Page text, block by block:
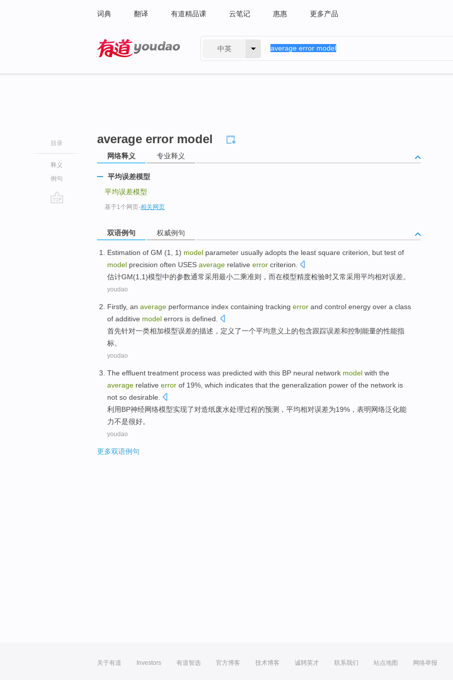
词典 翻译 有道精品课 云笔记 惠惠 更多产品
中英
目录
释义
例句
average error model
网络释义 专业释义
平均误差模型
平均误差模型
基于1个网页-相关网页
双语例句 权威例句
Estimation of GM (1, 1) model parameter usually adopts the least square criterion, but test of
model precision often USES average relative error criterion.
估计GM(1,1)模型中的参数通常采用最小二乘准则 ， 而在模型精度检验时又常采用平均相对误差。
youdao
Firstly, an average performance index containing tracking error and control energy over a class
of additive model errors is defined
首先针对一类相加模型误差的描述，定义了一个平均意义上的包含跟踪误差和控制能量的性能指
标。
youdao
The effluent treatment process was predicted with this BP neural network model with the
average relative error of 19%, which indicates that the generalization power of the network is
not so desirable
利用BP神经网络模型实现了对造纸废水处理过程的预测 ， 平均相对误差为19%， 表明网络泛化能
力不是很好。
youdao
更多双语例句
关于有道 Investors 有道智选 官方博客 技术博客 诚聘英才 联系我们 站点地图 网络举报